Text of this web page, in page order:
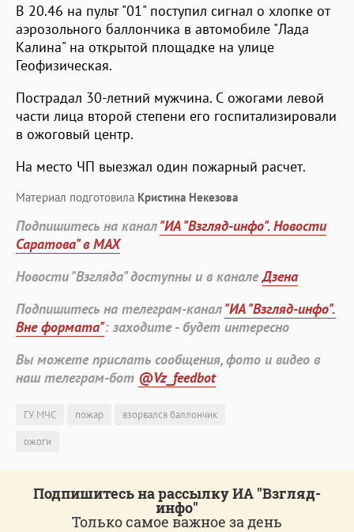
В 20.46 на пульт "01" поступил сигнал о хлопке от
аэрозольного баллончика в автомобиле "Лада
Калина" на открытой площадке на улице
Геофизическая.
Пострадал 30-летний мужчина. С ожогами левой
части лица второй степени его госпитализировали
в ожоговый центр.
На место ЧП выезжал один пожарный расчет.
Материал подготовила Кристина Некезова
Подпишитесь на канал"ИА "Взгляд-инфо". Новости
Саратова" в MAX
Новости "Взгляда" доступны и в каналеДзена
Подпишитесь на телеграм-канал"ИА "Взгляд-инфо".
Вне формата": заходите - будет интересно
Вы можете прислать сообщения, фото и видео в
наш телеграм-бот @Vz_feedbot
ГУ МЧС пожар
взорвался баллончик
ожоги
Подпишитесь на рассылку ИА "Взгляд-
инфо"
Только самое важное за день